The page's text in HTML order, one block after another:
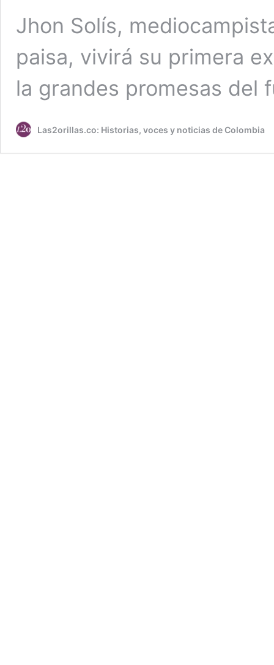
Jhon Solís,
paisa, vivirá su primera
la grandes promesas del
Las2orillas.co: Historias, voces y noticias de Colombia